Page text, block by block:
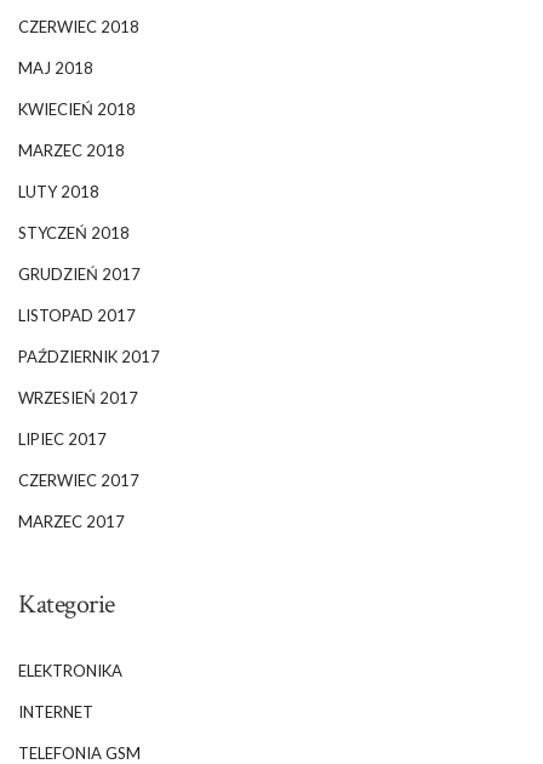
CZERWIEC 2018
MAJ 2018
KWIECIEŃ 2018
MARZEC 2018
LUTY 2018
STYCZEŃ 2018
GRUDZIEŃ 2017
LISTOPAD 2017
PAŹDZIERNIK 2017
WRZESIEŃ 2017
LIPIEC 2017
CZERWIEC 2017
MARZEC 2017
Kategorie
ELEKTRONIKA
INTERNET
TELEFONIA GSM